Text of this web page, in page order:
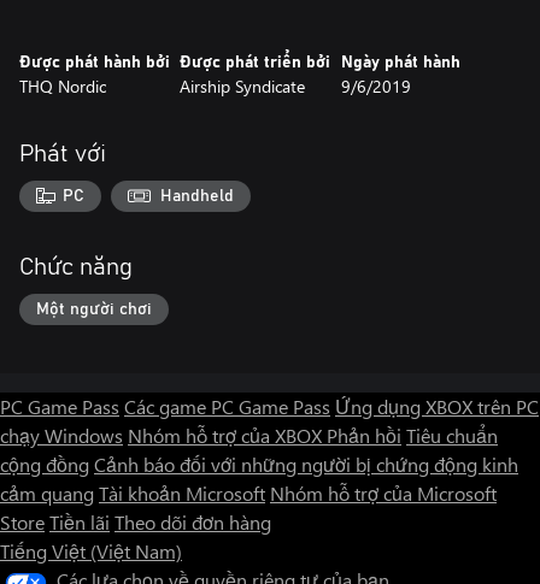
Được phát hành bởi
THQ Nordic
Được phát triển bởi
Airship Syndicate
Ngày phát hành
9/6/2019
Phát với
PC Handheld
Chức năng
Một người chơi
PC Game Pass Các game PC Game Pass Ứng dụng XBOX trên PC
chạy Windows Nhóm hỗ trợ của XBOX Phản hồi Tiêu chuẩn
cộng đồng Cảnh báo đối với những người bị chứng động kinh
cảm quang Tài khoản Microsoft Nhóm hỗ trợ của Microsoft
StoreTiền lãi Theo dõi đơn hàng
Tiếng Việt (Việt Nam)